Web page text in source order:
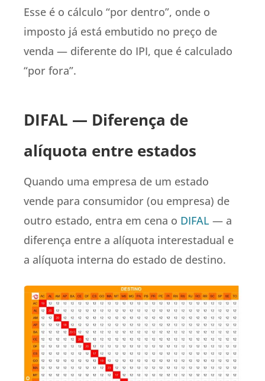
Esse é o cálculo “por dentro”, onde o
imposto já está embutido no preço de
venda — diferente do IPI, que é calculado
“por fora”.
DIFAL — Diferença de
alíquota entre estados
Quando uma empresa de um estado
vende para consumidor (ou empresa) de
outro estado, entra em cena o DIFAL — a
diferença entre a alíquota interestadual e
a alíquota interna do estado de destino.